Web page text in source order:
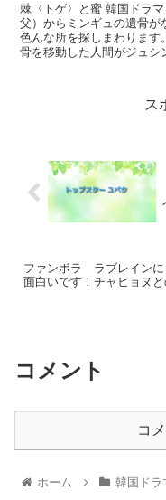
棘〈トゲ〉と蜜 韓国ドラ
父）からミンギュの遺骨が
色んな所を探しまわります
骨を移動した人間がジュシ
ス
ファンボラ ラブレインに
面白いです！チャヒョヌと
コメント
コ
ホーム 韓国ドラ